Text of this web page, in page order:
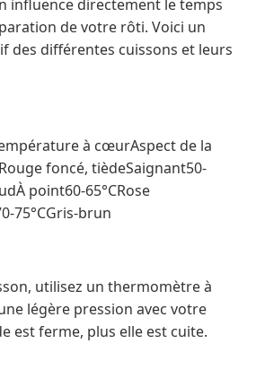
influence directement le temps
de votre rôti. Voici un
des différentes cuissons et leurs
à cœurAspect de la
foncé, tièdeSaignant50-
point60-65°CRose
75°CGris-brun
utilisez un thermomètre à
légère pression avec votre
est ferme, plus elle est cuite.